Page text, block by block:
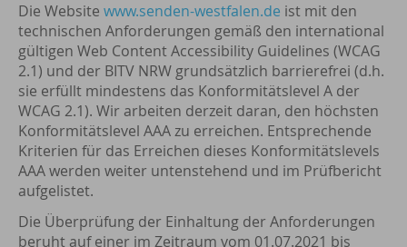
Die Website www.senden-westfalen.de ist mit den
technischen Anforderungen gemäß den international
gültigen Web Content Accessibility Guidelines (WCAG
2.1) und der BITV NRW grundsätzlich barrierefrei (d.h.
sie erfüllt mindestens das Konformitätslevel A der
WCAG 2.1). Wir arbeiten derzeit daran, den höchsten
Konformitätslevel AAA zu erreichen. Entsprechende
Kriterien für das Erreichen dieses Konformitätslevels
AAA werden weiter untenstehend und im Prüfbericht
aufgelistet.
Die Überprüfung der Einhaltung der Anforderungen
beruht auf einer im Zeitraum vom 01.07.2021 bis